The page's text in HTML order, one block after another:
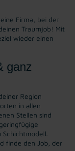
Firma, bei der
Traumjob! Mit
wieder einen
ganz
Region
in allen
Stellen sind
finde den Job, der